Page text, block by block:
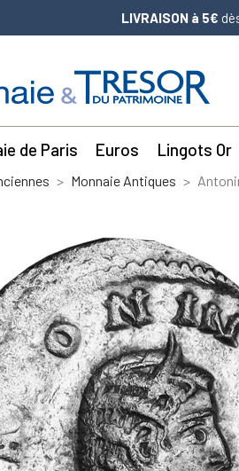
LIVRAISON à 5€
de Paris Euros Lingots Or
Monnaie Antiques